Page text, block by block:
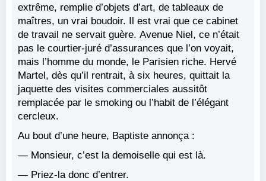
extrême, remplie d’objets d’art, de tableaux de
maîtres, un vrai boudoir. Il est vrai que ce cabinet
de travail ne servait guère. Avenue Niel, ce n’était
pas le courtier-juré d’assurances que l’on voyait,
mais l’homme du monde, le Parisien riche. Hervé
Martel, dès qu’il rentrait, à six heures, quittait la
jaquette des visites commerciales aussitôt
remplacée par le smoking ou l’habit de l’élégant
cercleux.
Au bout d’une heure, Baptiste annonça :
— Monsieur, c’est la demoiselle qui est là.
— Priez-la donc d’entrer.